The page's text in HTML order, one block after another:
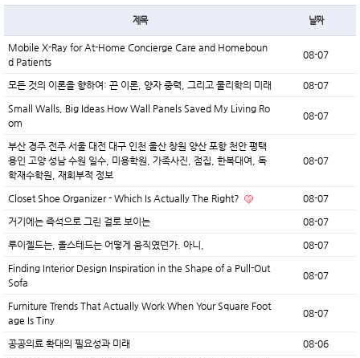
제목 날짜
Mobile X-Ray for At-Home Concierge Care and Homeboun
d Patients
08-07
모든 것의 이론을 향하여: 끈 이론, 양자 중력, 그리고 물리학의 미래 08-07
Small Walls, Big Ideas How Wall Panels Saved My Living Ro
om
08-07
부산 경주 전주 서울 대전 대구 인천 울산 창원 양산 포항 천안 평택
용인 고양 성남 수원 일수, 미용학원, 가족사진, 점집, 한복대여, 독
학재수학원, 재회부적 정보
08-07
Closet Shoe Organizer - Which Is Actually The Right? 08-07
거기에는 즉석으로 그린 걸로 보이는 08-07
루이젤드는, 올스테드는 어떻게 움직였던가. 아니, 08-07
Finding Interior Design Inspiration in the Shape of a Pull-Out
Sofa
08-07
Furniture Trends That Actually Work When Your Square Foot
age Is Tiny
08-07
공공의료 확대의 필요성과 미래 08-06